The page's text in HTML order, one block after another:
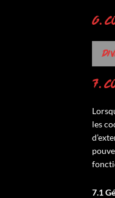
6.
7.
les
7.1